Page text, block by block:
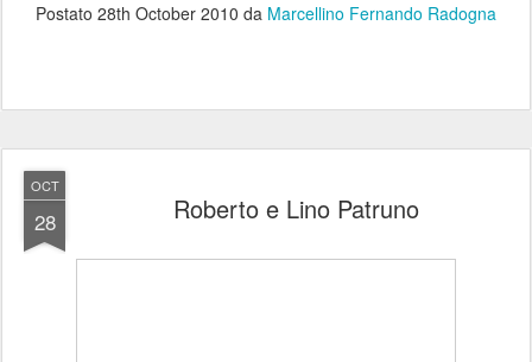
Postato 28th October 2010 da Marcellino Fernando Radogna
OCT
28 Roberto e Lino Patruno